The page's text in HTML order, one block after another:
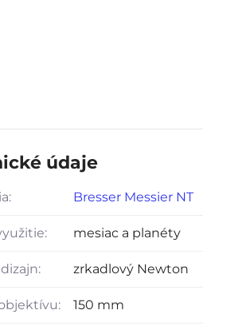
údaje
Bresser Messier NT
mesiac a planéty
zrkadlový Newton
150 mm